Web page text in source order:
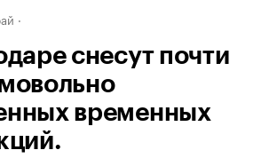
снесут почти
временных